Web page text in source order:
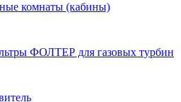
комнаты (кабины)
ФОЛТЕР для газовых турбин